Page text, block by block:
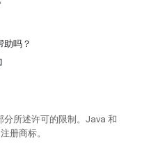
助吗？
分所述许可的限制。Java 和
册商标。